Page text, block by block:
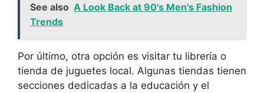
See also A Look Back at 90's Men's Fashion
Trends
Por último, otra opción es visitar tu librería o
tienda de juguetes local. Algunas tiendas tienen
secciones dedicadas a la educación y el